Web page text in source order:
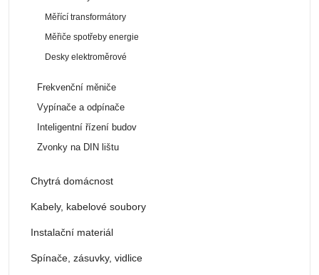
Měřící transformátory
Měřiče spotřeby energie
Desky elektroměrové
Frekvenční měniče
Vypínače a odpínače
Inteligentní řízení budov
Zvonky na DIN lištu
Chytrá domácnost
Kabely, kabelové soubory
Instalační materiál
Spínače, zásuvky, vidlice